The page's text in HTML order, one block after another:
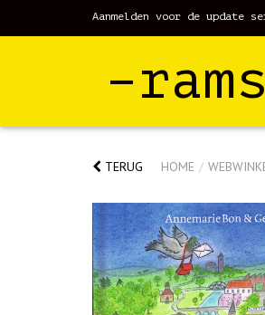
Aanmelden voor de update
TERUG HOME /